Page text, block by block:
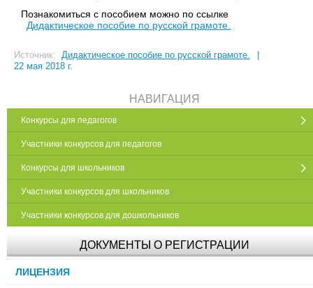
Познакомиться с пособием можно по ссылке
Дидактическое пособие по русской грамоте.
Источник: Дидактическое пособие по русской грамоте.
22 мая 2018 г.
НАВИГАЦИЯ
Конкурсы для педагогов
Участники конкурсов для педагогов
Конкурсы для школьников
Участники конкурсов для школьников
Участники конкурсов для дошкольников
ДОКУМЕНТЫ О РЕГИСТРАЦИИ
ЛИЦЕНЗИЯ